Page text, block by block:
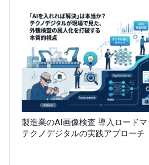
製造業のAI画像検査 導入ロード
テクノデジタルの実践アプローチ